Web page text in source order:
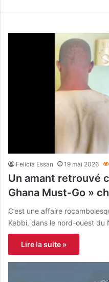
Felicia Essan 19 mai 2026
Un amant retrouvé
Ghana Must-Go »
C’est une affaire
Kebbi, dans le nord-ouest du
Lire la suite »